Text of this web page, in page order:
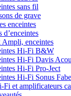
sans fil
de grave
enceintes
d’enceintes
Ampli, enceintes
Hi-Fi B&W
Hi-Fi Davis
Hi-Fi Pro-Ject
Hi-Fi Sonus
Fi et amplificateurs